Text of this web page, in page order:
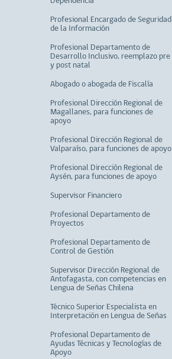
Profesional Encargado de Seguridad
de la Información
Profesional Departamento de
Desarrollo Inclusivo, reemplazo pre
y post natal
Abogado o abogada de Fiscalía
Profesional Dirección Regional de
Magallanes, para funciones de
apoyo
Profesional Dirección Regional de
Valparaíso, para funciones de apoyo
Profesional Dirección Regional de
Aysén, para funciones de apoyo
Supervisor Financiero
Profesional Departamento de
Proyectos
Profesional Departamento de
Control de Gestión
Supervisor Dirección Regional de
Antofagasta, con competencias en
Lengua de Señas Chilena
Técnico Superior Especialista en
Interpretación en Lengua de Señas
Profesional Departamento de
Ayudas Técnicas y Tecnologías de
Apoyo